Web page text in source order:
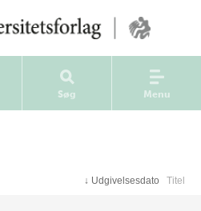
Søg Menu
↓ Udgivelsesdato Titel